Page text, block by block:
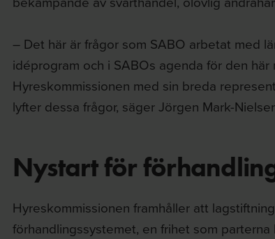
– Det här är frågor som SABO arbetat med
idéprogram och i SABOs agenda för den
Hyreskommissionen med sin breda
lyfter dessa frågor, säger Jörgen Mark-
Nystart för
Hyreskommissionen framhåller att
förhandlings­systemet, en frihet som